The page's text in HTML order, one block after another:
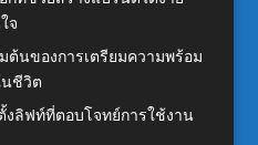
จ
ต้นของการเตรียมความพร้อม
ชีวิต
งลิฟท์ที่ตอบโจทย์การใช้งาน